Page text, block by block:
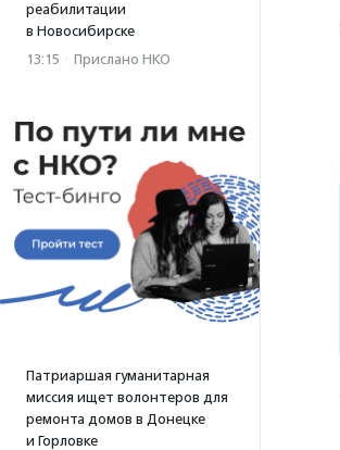
реабилитации
в Новосибирске
13:15 · Прислано НКО
Патриаршая гуманитарная
миссия ищет волонтеров для
ремонта домов в Донецке
и Горловке